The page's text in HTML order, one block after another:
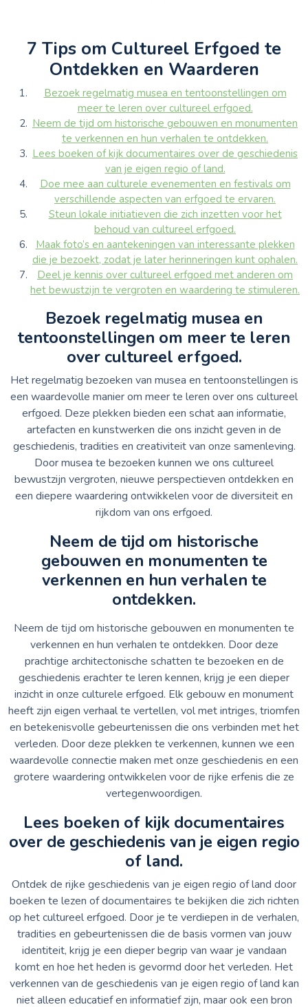
7 Tips om Cultureel Erfgoed te
Ontdekken en Waarderen
Bezoek regelmatig musea en tentoonstellingen om
meer te leren over cultureel erfgoed.
Neem de tijd om historische gebouwen en monumenten
te verkennen en hun verhalen te ontdekken.
Lees boeken of kijk documentaires over de geschiedenis
van je eigen regio of land.
Doe mee aan culturele evenementen en festivals om
verschillende aspecten van erfgoed te ervaren.
Steun lokale initiatieven die zich inzetten voor het
behoud van cultureel erfgoed.
Maak foto’s en aantekeningen van interessante plekken
die je bezoekt, zodat je later herinneringen kunt ophalen.
Deel je kennis over cultureel erfgoed met anderen om
het bewustzijn te vergroten en waardering te stimuleren.
Bezoek regelmatig musea en
tentoonstellingen om meer te leren
over cultureel erfgoed.
Het regelmatig bezoeken van musea en tentoonstellingen is
een waardevolle manier om meer te leren over ons cultureel
erfgoed. Deze plekken bieden een schat aan informatie,
artefacten en kunstwerken die ons inzicht geven in de
geschiedenis, tradities en creativiteit van onze samenleving.
Door musea te bezoeken kunnen we ons cultureel
bewustzijn vergroten, nieuwe perspectieven ontdekken en
een diepere waardering ontwikkelen voor de diversiteit en
rijkdom van ons erfgoed.
Neem de tijd om historische
gebouwen en monumenten te
verkennen en hun verhalen te
ontdekken.
Neem de tijd om historische gebouwen en monumenten te
verkennen en hun verhalen te ontdekken. Door deze
prachtige architectonische schatten te bezoeken en de
geschiedenis erachter te leren kennen, krijg je een dieper
inzicht in onze culturele erfgoed. Elk gebouw en monument
heeft zijn eigen verhaal te vertellen, vol met intriges, triomfen
en betekenisvolle gebeurtenissen die ons verbinden met het
verleden. Door deze plekken te verkennen, kunnen we een
waardevolle connectie maken met onze geschiedenis en een
grotere waardering ontwikkelen voor de rijke erfenis die ze
vertegenwoordigen.
Lees boeken of kijk documentaires
over de geschiedenis van je eigen regio
of land.
Ontdek de rijke geschiedenis van je eigen regio of land door
boeken te lezen of documentaires te bekijken die zich richten
op het cultureel erfgoed. Door je te verdiepen in de verhalen,
tradities en gebeurtenissen die de basis vormen van jouw
identiteit, krijg je een dieper begrip van waar je vandaan
komt en hoe het heden is gevormd door het verleden. Het
verkennen van de geschiedenis van je eigen regio of land kan
niet alleen educatief en informatief zijn, maar ook een bron